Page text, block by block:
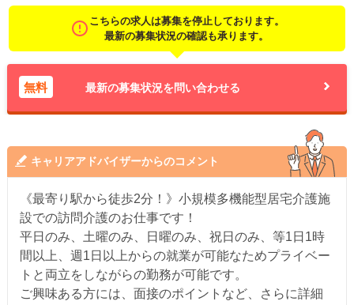
こちらの求人は募集を停止しております。
最新の募集状況の確認も承ります。
無料 最新の募集状況を問い合わせる
キャリアアドバイザーからのコメント
《最寄り駅から徒歩2分！》小規模多機能型居宅介護施
設での訪問介護のお仕事です！
平日のみ、土曜のみ、日曜のみ、祝日のみ、等1日1時
間以上、週1日以上からの就業が可能なためプライベー
トと両立をしながらの勤務が可能です。
ご興味ある方には、面接のポイントなど、さらに詳細